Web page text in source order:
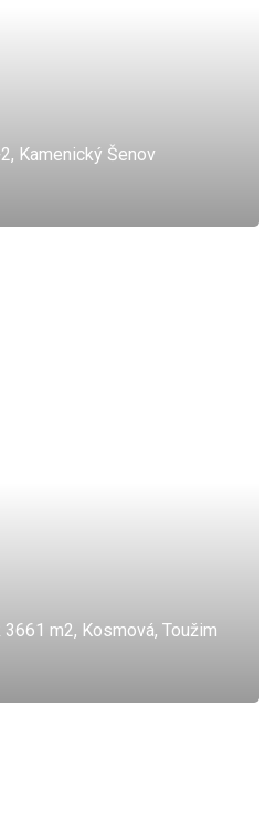
Kamenický Šenov
m2, Kosmová, Toužim